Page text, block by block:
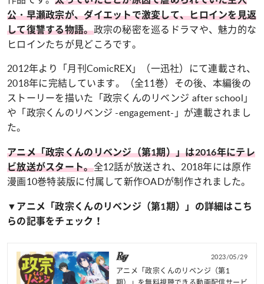
公・早瀬政宗が、ダイエットで激変して、ヒロインを見返
して復讐する物語。政宗の秘密を巡るドラマや、魅力的な
ヒロインたちが見どころです。
2012年より「月刊ComicREX」（一迅社）にて連載され、
2018年に完結しています。（全11巻）その後、本編後の
ストーリーを描いた「政宗くんのリベンジ after school」
や「政宗くんのリベンジ -engagement-」が連載されまし
た。
アニメ「政宗くんのリベンジ（第1期）」は2016年にテレ
ビ放送がスタート。全12話が放送され、2018年には原作
漫画10巻特装版に付属して新作OADが制作されました。
▼アニメ「政宗くんのリベンジ（第1期）」の詳細はこち
らの記事をチェック！
2023/05/29
アニメ「政宗くんのリベンジ（第1